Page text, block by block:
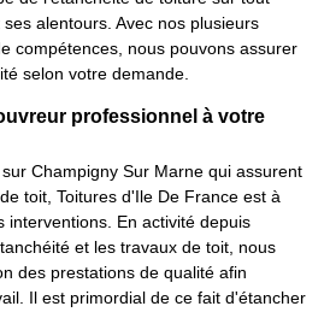
alentours. Avec nos plusieurs
compétences, nous pouvons assurer
selon votre demande.
professionnel à votre
Champigny Sur Marne qui assurent
toit, Toitures d'Ile De France est à
interventions. En activité depuis
et les travaux de toit, nous
des prestations de qualité afin
Il est primordial de ce fait d'étancher